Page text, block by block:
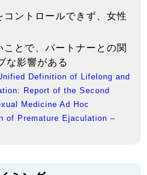
コントロールできず、女性
とで、パートナーとの関
な影響がある
Definition of Lifelong and
Report of the Second
Medicine Ad Hoc
of Premature Ejaculation –